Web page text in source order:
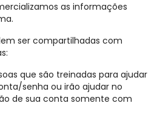
as informações
ser compartilhadas com
que são treinadas para ajudar
senha ou irão ajudar no
de sua conta somente com